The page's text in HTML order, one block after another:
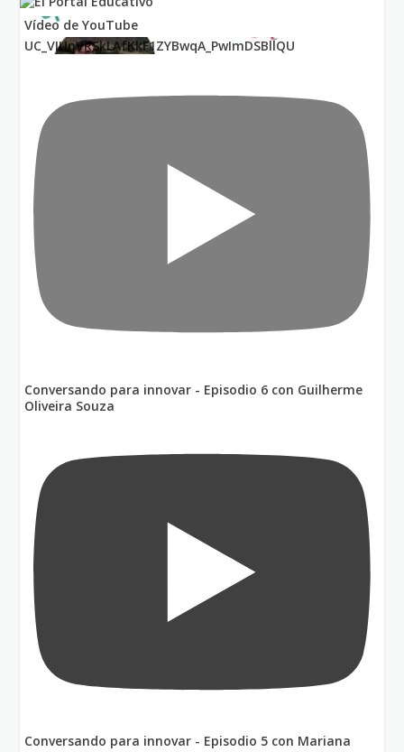
Vídeo de YouTube
UC_VIUnVRSkLAfKkF1ZYBwqA_PwImDSBllQU
Conversando para innovar - Episodio 6 con Guilherme
Oliveira Souza
Conversando para innovar - Episodio 5 con Mariana